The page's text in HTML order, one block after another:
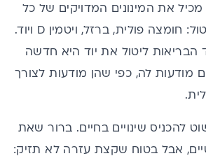
מכיל את המינונים המדויקים של כל
חומצה פולית, ברזל, ויטמין D
ויוד.
ליטול את יוד היא חדשה
מודעות לה, כפי שהן מודעות לצורך
להכניס שינויים בחיים. ברור שאת
אבל בטוח שקצת עזרה לא תזיק: